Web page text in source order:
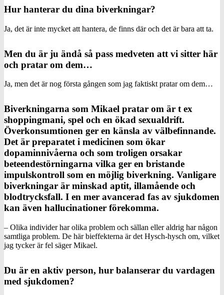
Hur hanterar du dina biverkningar?
Ja, det är inte mycket att hantera, de finns där och det är bara att ta.
Men du är ju ändå så pass medveten att vi sitter här
och pratar om dem…
Ja, men det är nog första gången som jag faktiskt pratar om dem…
Biverkningarna som Mikael pratar om är t ex
shoppingmani, spel och en ökad sexualdrift.
Överkonsumtionen ger en känsla av välbefinnande.
Det är preparatet i medicinen som ökar
dopaminnivåerna och som troligen orsakar
beteendestörningarna vilka ger en bristande
impulskontroll som en möjlig biverkning. Vanligare
biverkningar är minskad aptit, illamående och
blodtrycksfall. I en mer avancerad fas av sjukdomen
kan även hallucinationer förekomma.
– Olika individer har olika problem och sällan eller aldrig har någon
samtliga problem. De här bieffekterna är det Hysch-hysch om, vilket
jag tycker är fel säger Mikael.
Du är en aktiv person, hur balanserar du vardagen
med sjukdomen?